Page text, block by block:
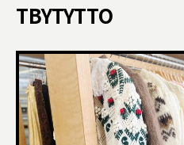
TBYTYTTO